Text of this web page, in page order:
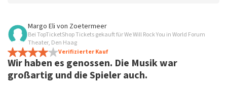
Bewertung von Anoniem über
Alles erstklassig arrangiert
Die Rezension wurde übersetzt
Margo Eli von Zoetermeer
Bei TopTicketShop Tickets gekauft für We Will Rock You in World Forum
Theater, Den Haag
Verifizierter Kauf
Wir haben es genossen. Die Musik war
großartig und die Spieler auch.